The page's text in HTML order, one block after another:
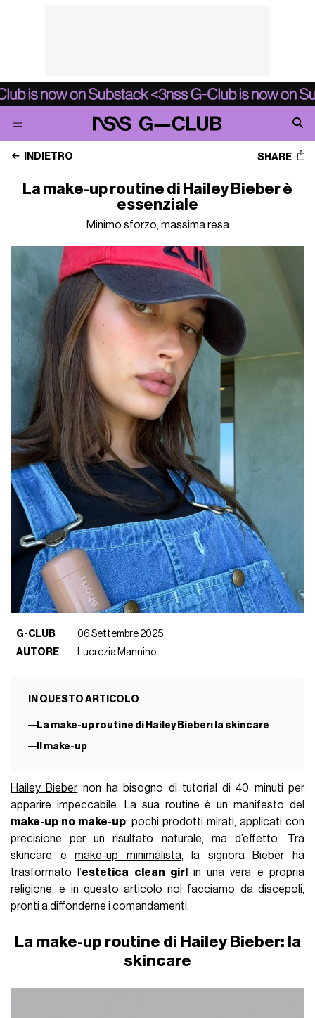
INDIETRO SHARE
La make-up routine di Hailey Bieber è
essenziale
Minimo sforzo, massima resa
G-CLUB
06 Settembre 2025
AUTORE
Lucrezia Mannino
IN QUESTO ARTICOLO
La make-up routine di Hailey Bieber: la skincare
Il make-up
Hailey Biebernon ha bisogno di tutorial di 40 minuti per
apparire impeccabile. La sua routine è un manifesto del
make-up no make-up: pochi prodotti mirati, applicati con
precisione per un risultato naturale, ma d’effetto. Tra
skincare emake-up minimalista, la signora Bieber ha
trasformato l’estetica clean girl
in una vera e propria
religione, e in questo articolo noi facciamo da discepoli,
pronti a diffonderne i comandamenti.
La make-up routine di Hailey Bieber: la
skincare